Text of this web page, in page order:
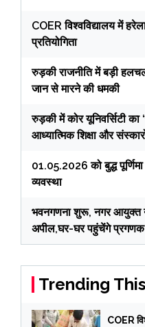
COER विश्वविद्यालय में
प्रतियोगिता
रुड़की राजनीति में बड़ी
जान से मारने की धमकी
रुड़की में कोर यूनिवर्सिटी
आध्यात्मिक शिक्षा और
01.05.2026 को बुद्ध पूर्णिमा
व्यवस्था
भवनगणना शुरू, नगर आयुक्त
अपील,घर-घर पहुंचेंगे प्रगणक
Trending
COER